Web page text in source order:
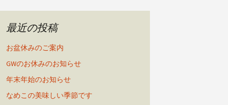
最近の投稿
お盆休みのご案内
GWのお休みのお知らせ
年末年始のお知らせ
なめこの美味しい季節です